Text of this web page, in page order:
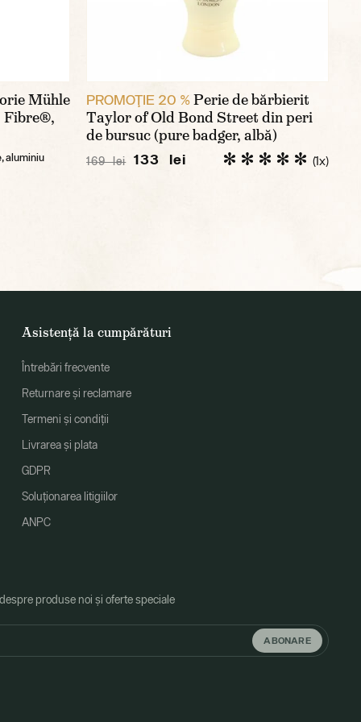
Mühle
Fibre®,
aluminiu
PROMOŢIE 20 %Perie de bărbierit
Taylor of Old Bond Street din peri
de bursuc (pure badger, albă)
169 lei 133 lei (1x)
Asistență la cumpărături
Întrebări frecvente
Returnare și reclamare
Termeni și condiții
Livrarea și plata
GDPR
Soluționarea litigiilor
ANPC
produse noi și oferte speciale
ABONARE